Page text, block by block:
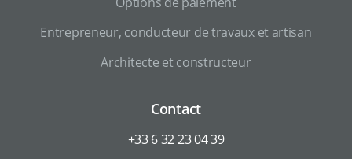
Entrepreneur, conducteur de travaux et artisan
Architecte et constructeur
Contact
+33 6 32 23 04 39